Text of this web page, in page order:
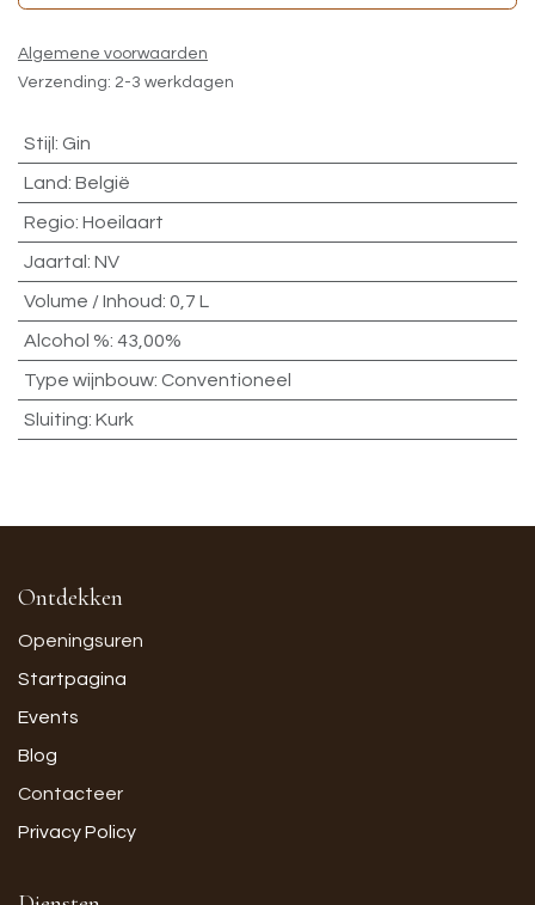
Algemene voorwaarden
Verzending: 2-3 werkdagen
Stijl : Gin
Land: België
Regio: Hoeilaart
Jaartal : NV
Volume / Inhoud: 0,7 L
Alcohol %: 43,00%
Type wijnbouw: Conventioneel
Sluiting: Kurk
Ontdekken
Openingsuren
Startpagina
Events
Blog
Contacteer
Privacy Policy